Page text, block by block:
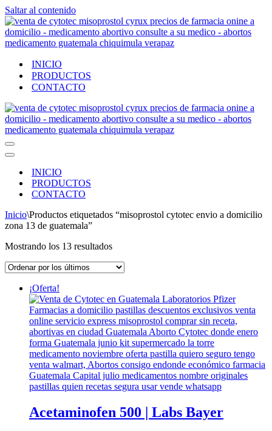
Saltar al contenido
INICIO
PRODUCTOS
CONTACTO
Menú
de
Menú
navegación
INICIO
PRODUCTOS
CONTACTO
Inicio\Productos etiquetados “misoprostol cytotec envio a domicilio
zona 13 de guatemala”
Mostrando los 13 resultadosOrdenado
los
¡Oferta!
Acetaminofen 500 | Labs Bayer